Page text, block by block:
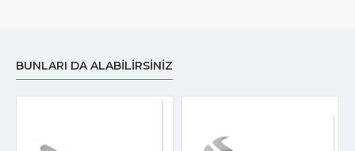
BUNLARI DA ALABILIRSINIZ